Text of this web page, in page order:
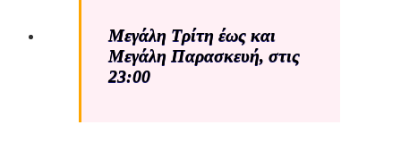
Μεγάλη Τρίτη έως και
Μεγάλη Παρασκευή, στις
23:00